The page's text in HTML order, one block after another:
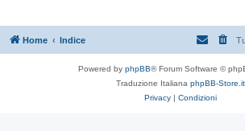
Home Indice
Powered by phpBB® Forum Software ©
Traduzione Italiana phpBB-Store.it
Privacy | Condizioni